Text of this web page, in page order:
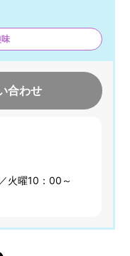
合わせ
火曜10：00～